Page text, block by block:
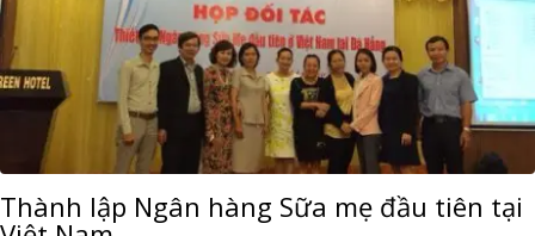
Thành lập Ngân hàng Sữa mẹ đầu tiên tại